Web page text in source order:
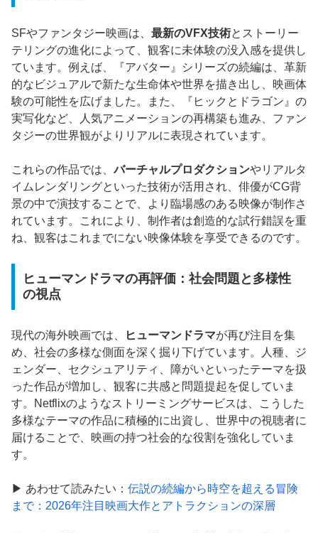
SFやファンタジー映画は、 最新のVFX技術とストーリー
テリングの進化によって、観客に未体験の没入感を提供し
ています。例えば、『アバター』シリーズの続編は、革新
的なビジュアルで新たな生命体や世界を描き出し、映画体
験の可能性を広げました。また、『ヒックとドラゴン』の
実写化など、人気アニメーションの再構築も進み、ファン
タジーの世界観がよりリアルに表現されています。
これらの作品では、バーチャルプロダクションやリアルタ
イムレンダリングといった技術が活用され、俳優がCG背
景の中で演技することで、より臨場感のある映像が制作さ
れています。これにより、制作者は創造的な試行錯誤を重
ね、観客はこれまでにない映像体験を享受できるのです。
ヒューマンドラマの再評価：社会問題と多様性
の視点
現代の海外映画では、 ヒューマンドラマが再び注目を集
め、社会の多様な側面を深く掘り下げています。人種、ジ
ェンダー、セクシュアリティ、障がいといったテーマを扱
った作品が増加し、観客に共感と問題提起を促していま
す。Netflixのようなストリーミングサービスは、こうした
多様なテーマの作品に積極的に出資し、世界中の視聴者に
届けることで、映画の持つ社会的な役割を強化していま
す。
▶ あわせて読みたい： 伝説の続編から時空を超える冒険
まで：2026年注目映画大作とアトラクションの深層